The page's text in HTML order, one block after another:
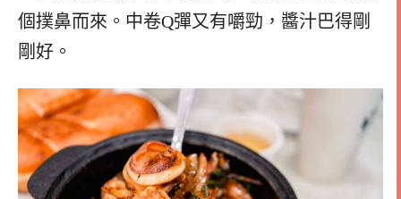
個撲鼻而來。中卷Q彈又有嚼勁，醬汁巴得剛
剛好。